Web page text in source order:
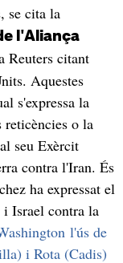
se cita la
l'Aliança
Reuters citant
Aquestes
s'expressa la
reticències o la
seu Exèrcit
contra l'Iran. És
ha expressat el
i Israel contra la
l'ús de
i Rota (Cadis)